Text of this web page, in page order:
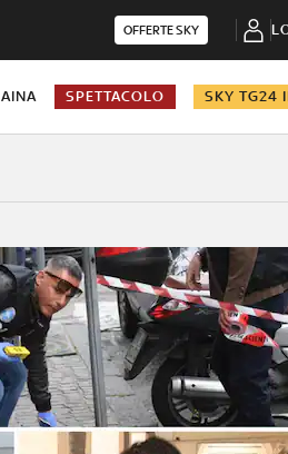
OFFERTE SKY
SPETTACOLO SKY TG24